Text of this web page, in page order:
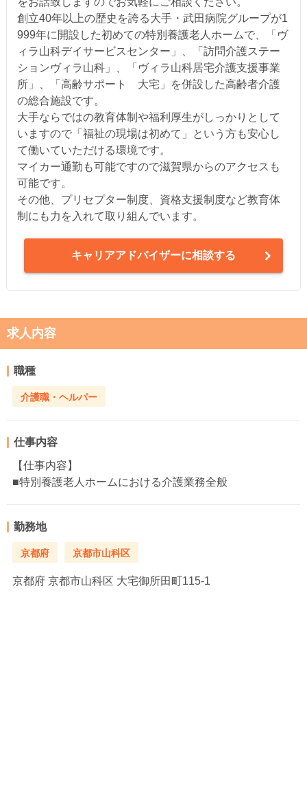
創立40年以上の歴史を誇る大手・武田病院グループが1
999年に開設した初めての特別養護老人ホームで、「ヴ
ィラ山科デイサービスセンター」、「訪問介護ステー
ションヴィラ山科」、「ヴィラ山科居宅介護支援事業
所」、「高齢サポート 大宅」を併設した高齢者介護
の総合施設です。
大手ならではの教育体制や福利厚生がしっかりとして
いますので「福祉の現場は初めて」という方も安心し
て働いていただける環境です。
マイカー通勤も可能ですので滋賀県からのアクセスも
可能です。
その他、プリセプター制度、資格支援制度など教育体
制にも力を入れて取り組んでいます。
キャリアアドバイザーに相談する
求人内容
職種
介護職・ヘルパー
仕事内容
【仕事内容】
■特別養護老人ホームにおける介護業務全般
勤務地
京都府 京都市山科区
京都府 京都市山科区 大宅御所田町115-1